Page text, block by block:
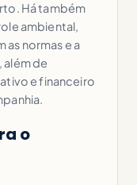
Há também
ambiental,
normas e a
de
e financeiro
o